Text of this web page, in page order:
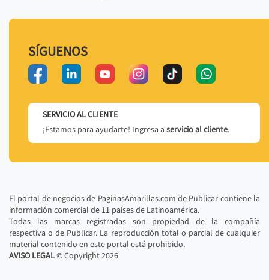
SÍGUENOS
SERVICIO AL CLIENTE
¡Estamos para ayudarte! Ingresa a servicio al cliente.
El portal de negocios de PaginasAmarillas.com de Publicar contiene la
información comercial de 11 países de Latinoamérica.
Todas las marcas registradas son propiedad de la compañía
respectiva o de Publicar. La reproducción total o parcial de cualquier
material contenido en este portal está prohibido.
AVISO LEGAL© Copyright2026